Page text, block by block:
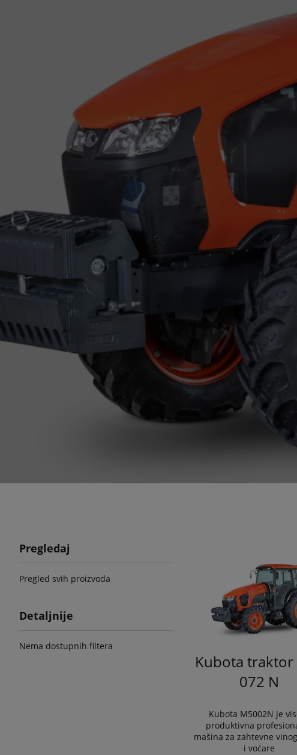
Pregledaj
Pregled svih proizvoda
Detaljnije
Nema dostupnih filtera
Kubota traktor
072 N
Kubota M5002N je
produktivna
mašina za zahtevne
i voćare